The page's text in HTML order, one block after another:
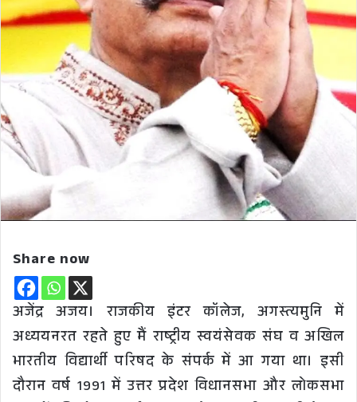
Share now
अजेंद्र अजय। राजकीय इंटर कॉलेज, अगस्त्यमुनि में
अध्ययनरत रहते हुए मैं राष्ट्रीय स्वयंसेवक संघ व अखिल
भारतीय विद्यार्थी परिषद के संपर्क में आ गया था। इसी
दौरान वर्ष 1991 में उत्तर प्रदेश विधानसभा और लोकसभा